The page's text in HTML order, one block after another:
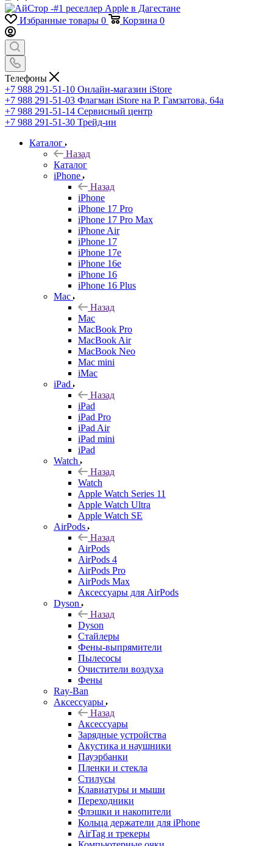
Избранные товары 0 Корзина 0
Телефоны
+7 988 291-51-10 Онлайн-магазин iStore
+7 988 291-51-03 Флагман iStore на Р. Гамзатова, 64а
+7 988 291-51-14 Сервисный центр
+7 988 291-51-30 Трейд-ин
Каталог
Назад
Каталог
iPhone
Назад
iPhone
iPhone 17 Pro
iPhone 17 Pro Max
iPhone Air
iPhone 17
iPhone 17e
iPhone 16e
iPhone 16
iPhone 16 Plus
Mac
Назад
Mac
MacBook Pro
MacBook Air
MacBook Neo
Mac mini
iMac
iPad
Назад
iPad
iPad Pro
iPad Air
iPad mini
iPad
Watch
Назад
Watch
Apple Watch Series 11
Apple Watch Ultra
Apple Watch SE
AirPods
Назад
AirPods
AirPods 4
AirPods Pro
AirPods Max
Аксессуары для AirPods
Dyson
Назад
Dyson
Стайлеры
Фены-выпрямители
Пылесосы
Очистители воздуха
Фены
Ray-Ban
Аксессуары
Назад
Аксессуары
Зарядные устройства
Акустика и наушники
Пауэрбанки
Пленки и стекла
Стилусы
Клавиатуры и мыши
Переходники
Флэшки и накопители
Кольца держатели для iPhone
AirTag и трекеры